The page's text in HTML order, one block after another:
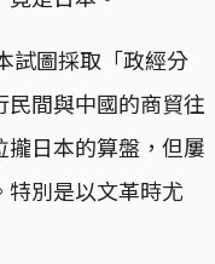
試圖採取「政經分
間與中國的商貿往
日本的算盤，但屢
特別是以文革時尤